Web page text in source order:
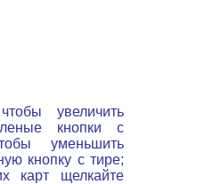
увеличить
кнопки с
уменьшить
кнопку с тире;
карт щелкайте